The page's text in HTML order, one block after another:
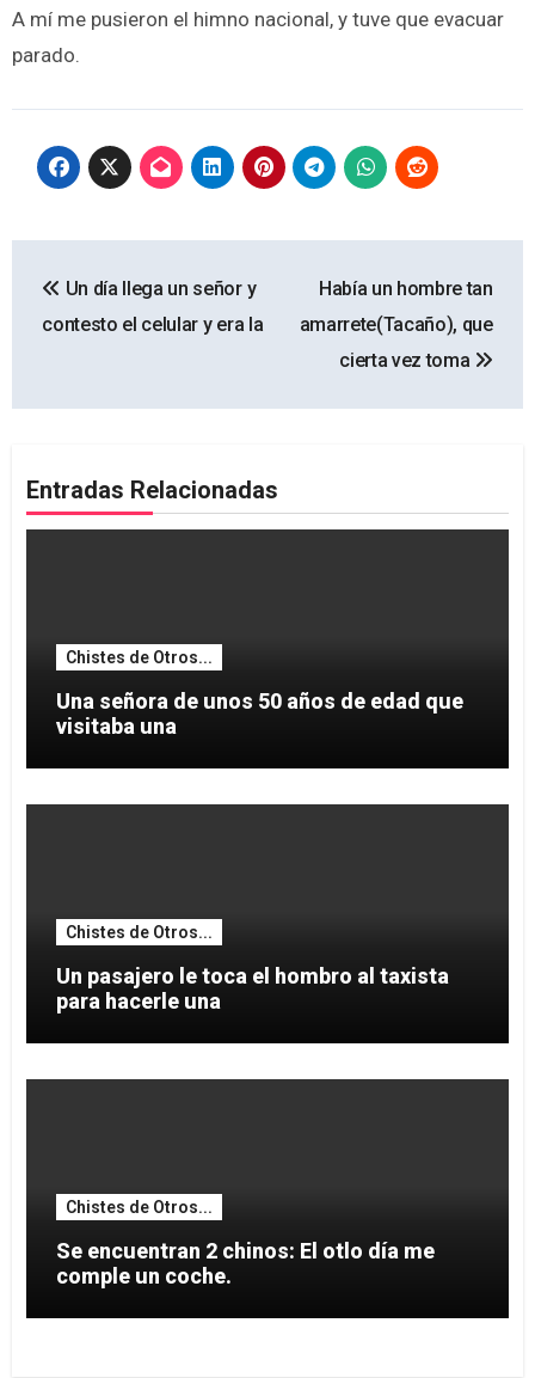
A mí me pusieron el himno nacional, y tuve que evacuar
parado.
de
Un día llega un señor y
contesto el celular y era la
Había un hombre tan
amarrete(Tacaño), que
cierta vez toma
Entradas Relacionadas
Chistes de Otros...
Una señora de unos 50 años de edad que
visitaba una
Chistes de Otros...
Un pasajero le toca el hombro al taxista
para hacerle una
Chistes de Otros...
Se encuentran 2 chinos: El otlo día me
comple un coche.